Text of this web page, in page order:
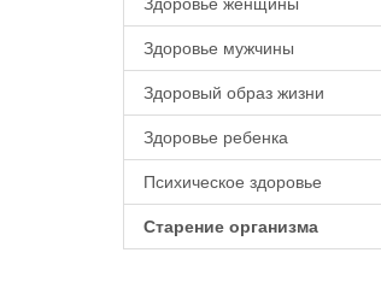
Здоровье мужчины
Здоровый образ жизни
Здоровье ребенка
Психическое здоровье
Старение организма